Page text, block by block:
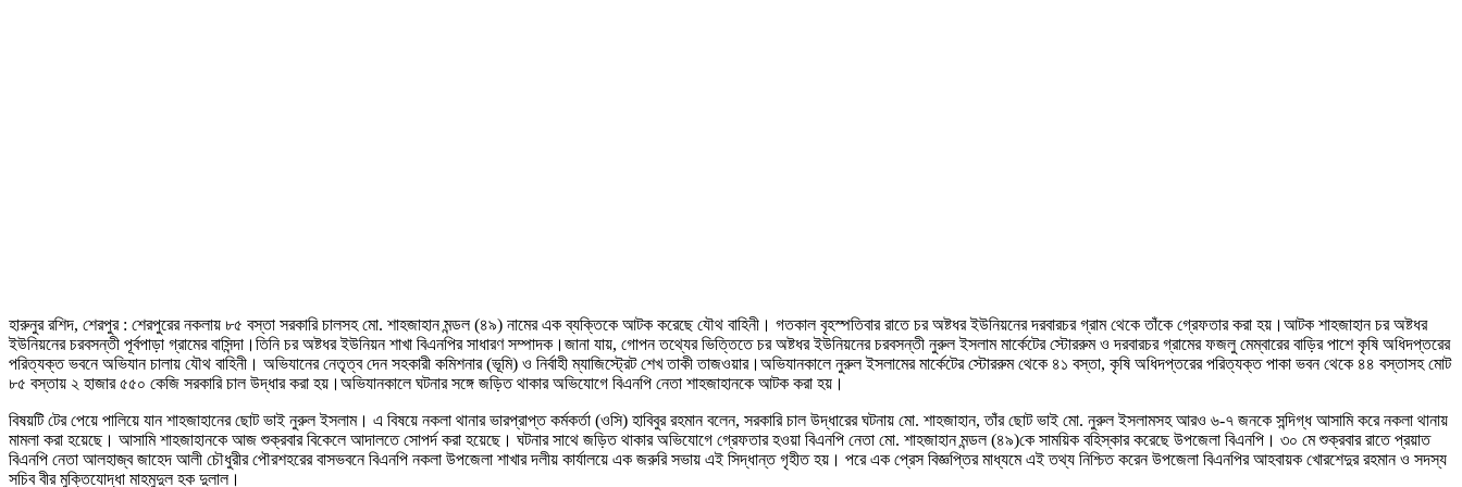
হারুনুর রশিদ, শেরপুর : শেরপুরের নকলায় ৮৫ বস্তা সরকারি চালসহ মো. শাহজাহান মন্ডল (৪৯) নামের এক ব্যক্তিকে আটক করেছে যৌথ বাহিনী। গতকাল বৃহস্পতিবার রাতে চর অষ্টধর ইউনিয়নের দরবারচর গ্রাম থেকে তাঁকে গ্রেফতার করা হয়।আটক শাহজাহান চর অষ্টধর
ইউনিয়নের চরবসন্তী পূর্বপাড়া গ্রামের বাসিন্দা।তিনি চর অষ্টধর ইউনিয়ন শাখা বিএনপির সাধারণ সম্পাদক।জানা যায়, গোপন তথ্যের ভিত্তিতে চর অষ্টধর ইউনিয়নের চরবসন্তী নুরুল ইসলাম মার্কেটের স্টোররুম ও দরবারচর গ্রামের ফজলু মেম্বারের বাড়ির পাশে কৃষি অধিদপ্তরের
পরিত্যক্ত ভবনে অভিযান চালায় যৌথ বাহিনী। অভিযানের নেতৃত্ব দেন সহকারী কমিশনার (ভূমি) ও নির্বাহী ম্যাজিস্ট্রেট শেখ তাকী তাজওয়ার।অভিযানকালে নুরুল ইসলামের মার্কেটের স্টোররুম থেকে ৪১ বস্তা, কৃষি অধিদপ্তরের পরিত্যক্ত পাকা ভবন থেকে ৪৪ বস্তাসহ মোট
৮৫ বস্তায় ২ হাজার ৫৫০ কেজি সরকারি চাল উদ্ধার করা হয়।অভিযানকালে ঘটনার সঙ্গে জড়িত থাকার অভিযোগে বিএনপি নেতা শাহজাহানকে আটক করা হয়।
বিষয়টি টের পেয়ে পালিয়ে যান শাহজাহানের ছোট ভাই নুরুল ইসলাম। এ বিষয়ে নকলা থানার ভারপ্রাপ্ত কর্মকর্তা (ওসি) হাবিবুর রহমান বলেন, সরকারি চাল উদ্ধারের ঘটনায় মো. শাহজাহান, তাঁর ছোট ভাই মো. নুরুল ইসলামসহ আরও ৬-৭ জনকে সন্দিগ্ধ আসামি করে নকলা থানায়
মামলা করা হয়েছে। আসামি শাহজাহানকে আজ শুক্রবার বিকেলে আদালতে সোপর্দ করা হয়েছে। ঘটনার সাথে জড়িত থাকার অভিযোগে গ্রেফতার হওয়া বিএনপি নেতা মো. শাহজাহান মন্ডল (৪৯)কে সাময়িক বহিস্কার করেছে উপজেলা বিএনপি। ৩০ মে শুক্রবার রাতে প্রয়াত
বিএনপি নেতা আলহাজ্ব জাহেদ আলী চৌধুরীর পৌরশহরের বাসভবনে বিএনপি নকলা উপজেলা শাখার দলীয় কার্যালয়ে এক জরুরি সভায় এই সিদ্ধান্ত গৃহীত হয়। পরে এক প্রেস বিজ্ঞপ্তির মাধ্যমে এই তথ্য নিশ্চিত করেন উপজেলা বিএনপির আহবায়ক খোরশেদুর রহমান ও সদস্য
সচিব বীর মুক্তিযোদ্ধা মাহমুদুল হক দুলাল।